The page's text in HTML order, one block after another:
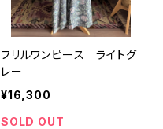
フリルワンピース ライトグ
レー
¥16,300
SOLD OUT